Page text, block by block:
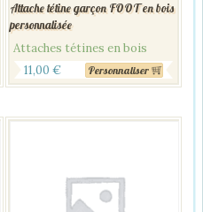
Attache tétine garçon FOOT en bois
personnalisée
Attaches tétines en bois
11,00 € Personnaliser